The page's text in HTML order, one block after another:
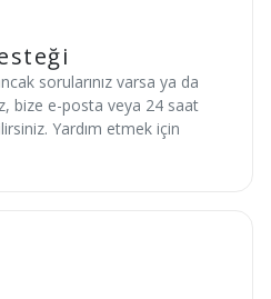
sorularınız varsa ya da
bize e-posta veya 24 saat
Yardım etmek için